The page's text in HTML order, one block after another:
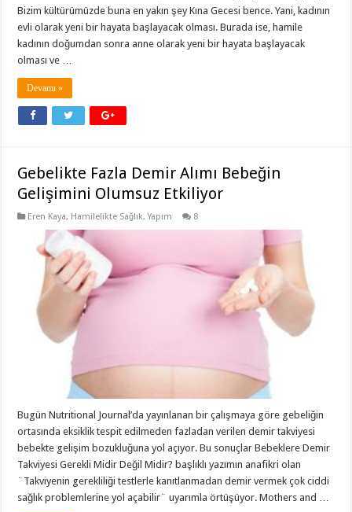
Bizim kültürümüzde buna en yakın şey Kına Gecesi bence. Yani, kadının
evli olarak yeni bir hayata başlayacak olması. Burada ise, hamile
kadının doğumdan sonra anne olarak yeni bir hayata başlayacak
olması ve …
Devamı »
Gebelikte Fazla Demir Alımı Bebeğin
Gelişimini Olumsuz Etkiliyor
Eren Kaya, Hamilelikte Sağlık,Yapım 8
Bugün Nutritional Journal’da yayınlanan bir çalışmaya göre gebeliğin
ortasında eksiklik tespit edilmeden fazladan verilen demir takviyesi
bebekte gelişim bozukluğuna yol açıyor. Bu sonuçlar Bebeklere Demir
Takviyesi Gerekli Midir Değil Midir? başlıklı yazımın anafikri olan
¨Takviyenin gerekliliği testlerle kanıtlanmadan demir vermek çok ciddi
sağlık problemlerine yol açabilir¨ uyarımla örtüşüyor. Mothers and …